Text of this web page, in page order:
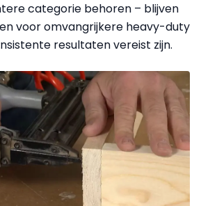
categorie behoren – blijven
voor omvangrijkere heavy-duty
resultaten vereist zijn.